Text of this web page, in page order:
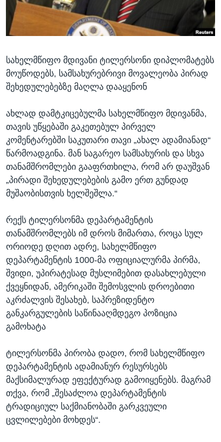
ᲡᲢᲣᲓᲘᲐ ᲕᲐᲨᲘᲜᲒᲢᲝᲜᲘ
ᲔᲙᲝᲜᲝᲛᲘᲙᲐ
ᲘᲜᲢᲔᲠᲕᲘᲣ
ᲙᲣᲚᲢᲣᲠᲐ
ᲓᲔᲖᲘᲜᲤᲝᲠᲛᲐᲪᲘᲐ
Learning English
ენები
სახელმწიფო მდივანი ტილერსონი დიპლომატებს
მოუწოდებს, სამსახურებრივი მოვალეობა პირად
შეხედულებებზე მაღლა დააყენონ
ახლად დამტკიცებულმა სახელმწიფო მდივანმა,
თავის უწყებაში გაკეთებულ პირველ
კომენტარებში საკუთარი თავი „ახალ ადამიანად“
წარმოადგინა. მან საგარეო სამსახურის და სხვა
თანამშრომლები გააფრთხილა, რომ არ დაუშვან
„პირადი შეხედულებების გამო ერთ გუნდად
მუშაობისთვის ხელშეშლა.“
რექს ტილერსონმა დეპარტამენტის
თანამშრომლებს იმ დროს მიმართა, როცა სულ
ორიოდე დღით ადრე, სახელმწიფო
დეპარტამენტის 1000-მა ოფიციალურმა პირმა,
შვიდი, უპირატესად მუსლიმებით დასახლებული
ქვეყნიდან, ამერიკაში შემოსვლის დროებითი
აკრძალვის შესახებ, საპრეზიდენტო
განკარგულების საწინააღმდეგო პოზიცია
გამოხატა
ტილერსონმა პირობა დადო, რომ სახელმწიფო
დეპარტამენტის ადამიანურ რესურსებს
მაქსიმალურად ეფექტურად გამოიყენებს. მაგრამ
თქვა, რომ „შესაძლოა დეპარტამენტის
ტრადიციულ საქმიანობაში გარკვეული
ცვლილებები მოხდეს“.